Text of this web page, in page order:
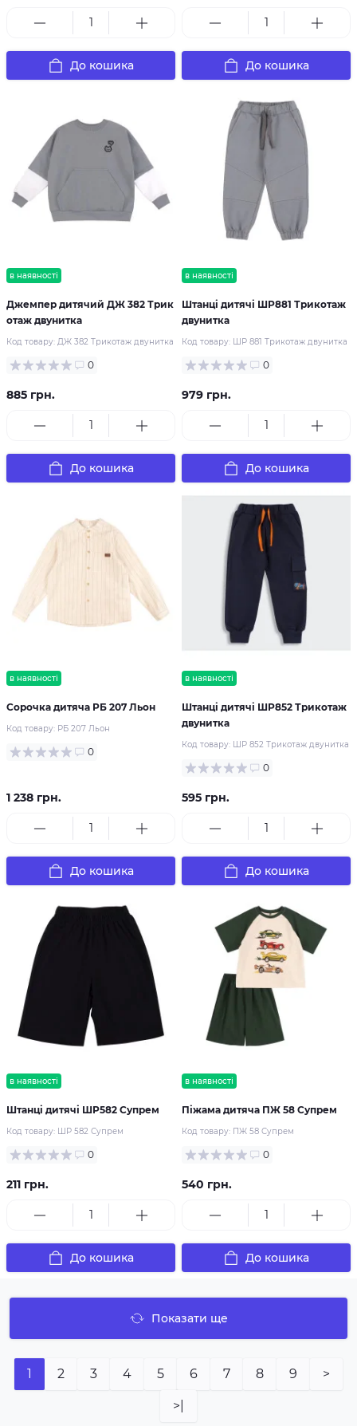
До кошика До кошика
в наявності
Джемпер дитячий ДЖ 382 Трик
отаж двунитка
Код товару: ДЖ 382 Трикотаж двунитка
0
885 грн.
До кошика
в наявності
Штанці дитячі ШР881 Трикотаж
двунитка
Код товару: ШР 881 Трикотаж двунитка
0
979 грн.
До кошика
в наявності
Сорочка дитяча РБ 207 Льон
Код товару: РБ 207 Льон
0
1 238 грн.
До кошика
в наявності
Штанці дитячі ШР852 Трикотаж
двунитка
Код товару: ШР 852 Трикотаж двунитка
0
595 грн.
До кошика
в наявності
Штанці дитячі ШР582 Супрем
Код товару: ШР 582 Супрем
0
211 грн.
До кошика
в наявності
Піжама дитяча ПЖ 58 Супрем
Код товару: ПЖ 58 Супрем
0
540 грн.
До кошика
Показати ще
1 2 3 4 5 6 7 8 9 >
>|